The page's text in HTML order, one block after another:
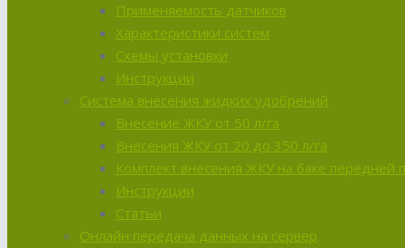
Применяемость датчиков
Характеристики систем
Схемы установки
Инструкции
Система внесения жидких удобрений
Внесение ЖКУ от 50 л/га
Внесения ЖКУ от 20 до 350 л/га
Комплект внесения ЖКУ на баке передней
Инструкции
Статьи
Онлайн передача данных на сервер